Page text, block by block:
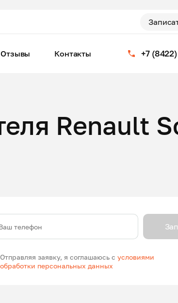
+7
Отзывы Контакты
Renault
телефон
Отправляя заявку, я соглашаюсь сусловиями
обработки персональных данных